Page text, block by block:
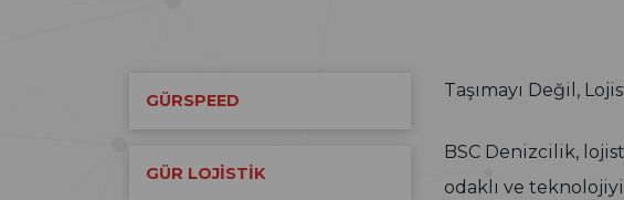
GÜRSPEED
GÜR LOJİSTİK
Taşımayı Değil,
BSC Denizcilik,
odaklı ve